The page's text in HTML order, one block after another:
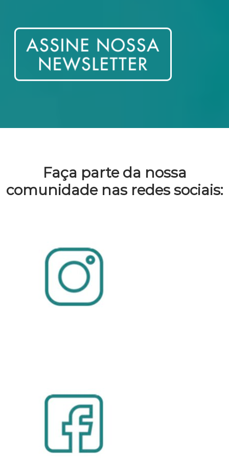
Faça parte da nossa
comunidade nas redes sociais: